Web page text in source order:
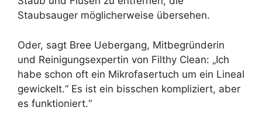
Staubsauger möglicherweise übersehen.
Oder, sagt Bree Uebergang, Mitbegründerin
und Reinigungsexpertin von Filthy Clean: „Ich
habe schon oft ein Mikrofasertuch um ein Lineal
gewickelt.“ Es ist ein bisschen kompliziert, aber
es funktioniert.“